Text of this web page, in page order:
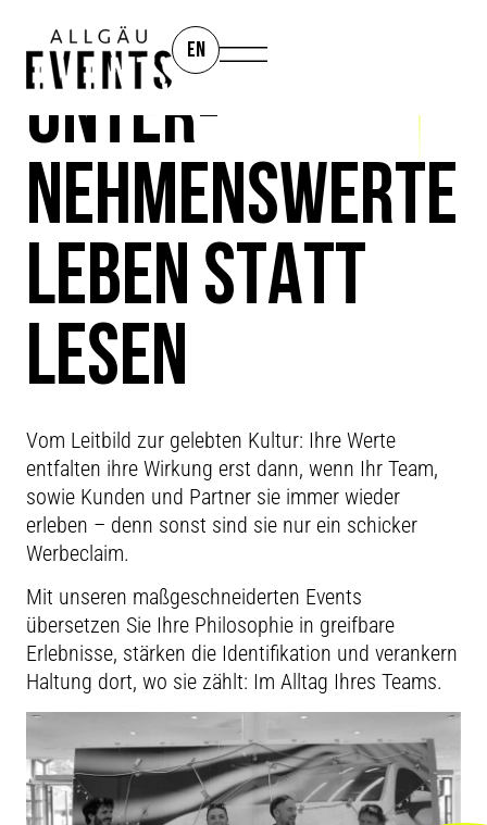
EN
UNTER­
NEHMENS­WERTE
LEBEN STATT
LESEN
LIVING CULTURE
Vom Leitbild zur gelebten Kultur: Ihre Werte
entfalten ihre Wirkung erst dann, wenn Ihr Team,
sowie Kunden und Partner sie immer wieder
erleben – denn sonst sind sie nur ein schicker
Werbeclaim.
Mit unseren maßgeschneiderten Events
übersetzen Sie Ihre Philosophie in greifbare
Erlebnisse, stärken die Identifikation und verankern
Haltung dort, wo sie zählt: Im Alltag Ihres Teams.